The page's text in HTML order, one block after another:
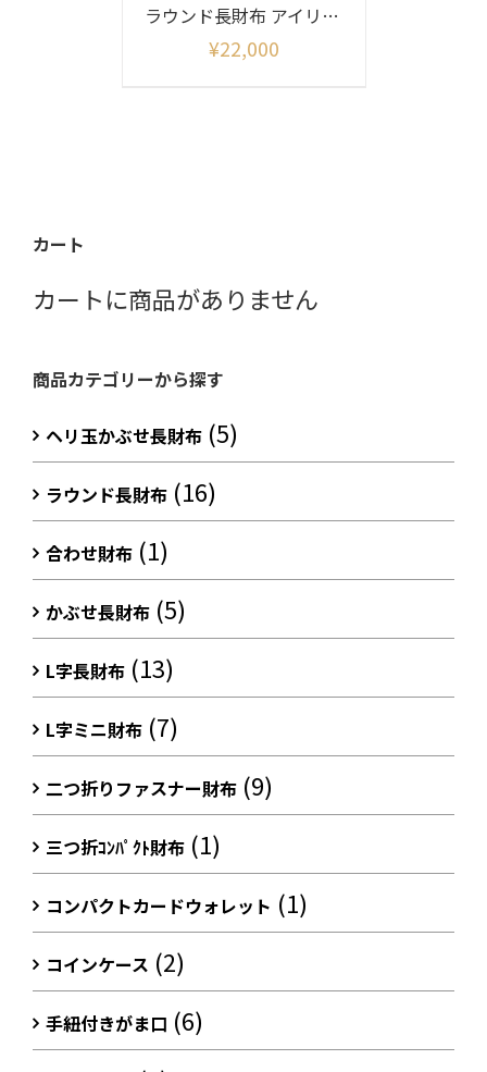
ラウンド長財布 アイリス柄
¥22,000
カート
カートに商品がありません
商品カテゴリーから探す
ヘリ玉かぶせ長財布 (5)
ラウンド長財布 (16)
合わせ財布 (1)
かぶせ長財布 (5)
L字長財布 (13)
L字ミニ財布 (7)
二つ折りファスナー財布 (9)
三つ折ｺﾝﾊﾟｸﾄ財布 (1)
コンパクトカードウォレット (1)
コインケース (2)
手紐付きがま口 (6)